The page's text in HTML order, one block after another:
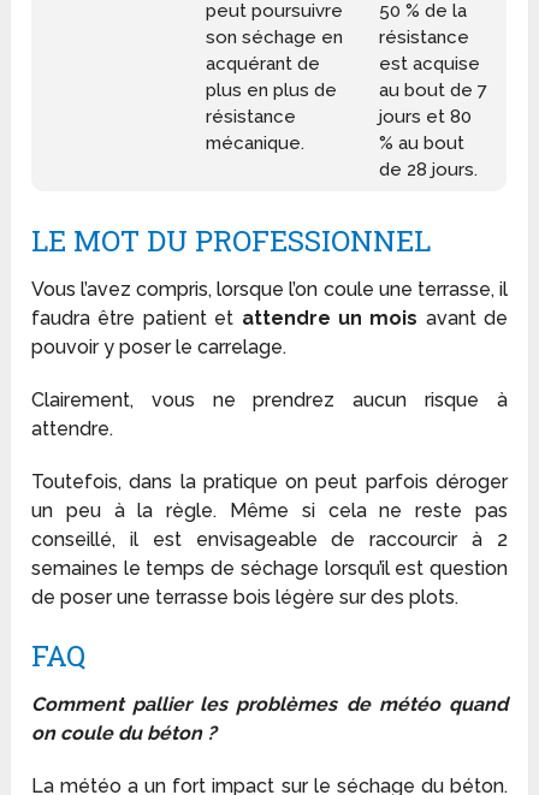
peut poursuivre
son séchage en
acquérant de
plus en plus de
résistance
mécanique.
50 % de la
résistance
est acquise
au bout de 7
jours et 80
% au bout
de 28 jours.
LE MOT DU PROFESSIONNEL
Vous l’avez compris, lorsque l’on coule une terrasse, il
faudra être patient et attendre un mois avant de
pouvoir y poser le carrelage.
Clairement, vous ne prendrez aucun risque à
attendre.
Toutefois, dans la pratique on peut parfois déroger
un peu à la règle. Même si cela ne reste pas
conseillé, il est envisageable de raccourcir à 2
semaines le temps de séchage lorsqu’il est question
de poser une terrasse bois légère sur des plots.
FAQ
Comment pallier les problèmes de météo quand
on coule du béton ?
La météo a un fort impact sur le séchage du béton.